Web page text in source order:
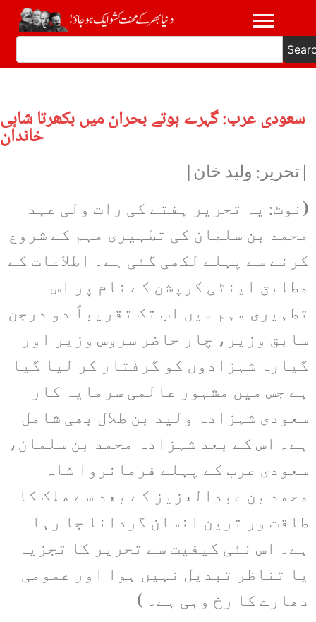
سعودی عرب: گہرے ہوتے بحران میں بکھرتا شاہی
خاندان
|تحریر: ولید خان|
(نوٹ: یہ تحریر ہفتے کی رات ولی عہد
محمد بن سلمان کی تطہیری مہم کے شروع
کرنے سے پہلے لکھی گئی ہے۔ اطلاعات کے
مطابق اینٹی کرپشن کے نام پر اس
تطہیری مہم میں اب تک تقریباً دو درجن
سابق وزیر، چار حاضر سروس وزیر اور
گیارہ شہزادوں کو گرفتار کر لیا گیا
ہے جس میں مشہور عالمی سرمایہ کار
سعودی شہزادہ ولید بن طلال بھی شامل
ہے۔ اس کے بعد شہزادہ محمد بن سلمان،
سعودی عرب کے پہلے فرمانروا شاہ
محمد بن عبدالعزیز کے بعد سے ملک کا
طاقت ور ترین انسان گردانا جا رہا
ہے۔ اس نئی کیفیت سے تحریر کا تجزیہ
یا تناظر تبدیل نہیں ہوا اور عمومی
دھارے کا رخ وہی ہے۔ )